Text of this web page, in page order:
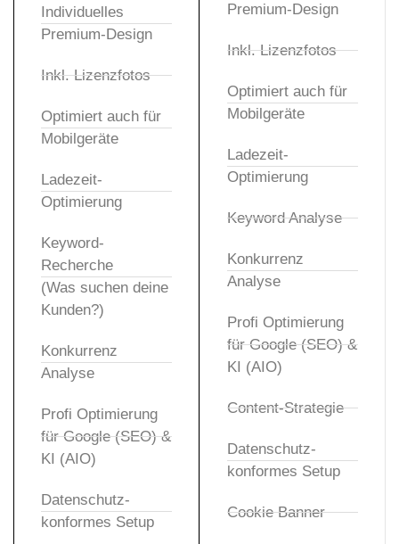
Individuelles
Premium-Design
Inkl. Lizenzfotos
Optimiert auch für
Mobilgeräte
Ladezeit-
Optimierung
Keyword-
Recherche
(Was suchen deine
Kunden?)
Konkurrenz
Analyse
Profi Optimierung
für Google (SEO) &
KI (AIO)
Datenschutz-
konformes Setup
Premium-Design
Inkl. Lizenzfotos
Optimiert auch für
Mobilgeräte
Ladezeit-
Optimierung
Keyword Analyse
Konkurrenz
Analyse
Profi Optimierung
für Google (SEO) &
KI (AIO)
Content-Strategie
Datenschutz-
konformes Setup
Cookie Banner